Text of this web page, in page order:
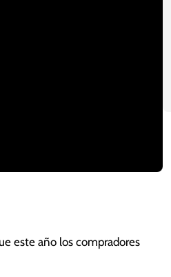
con la colaboración
este año los compradores